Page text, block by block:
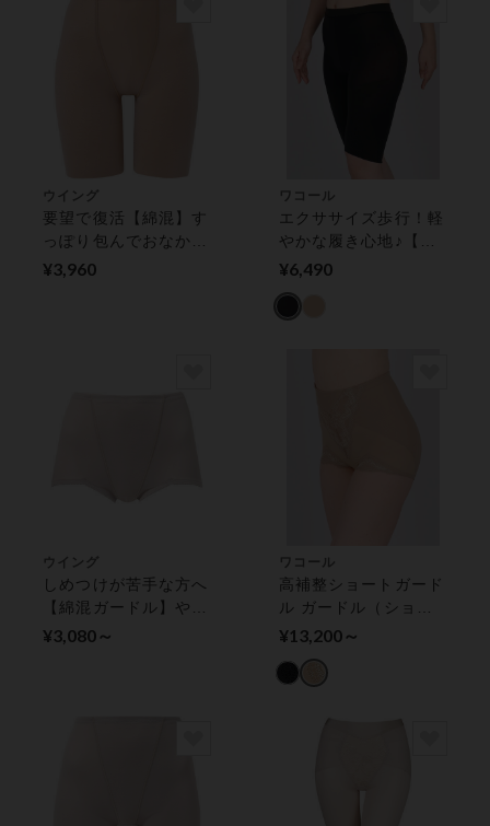
ウイング
要望で復活【綿混】す
っぽり包んでおなか押
さえ【綿混ソフトパン
¥3,960
ワコール
エクササイズ歩行！軽
やかな履き心地♪【ヒ
ップウォーカー】 ガ
¥6,490
ウイング
しめつけが苦手な方へ
【綿混ガードル】やさ
しい着用感 ガードル
¥3,080～
ワコール
高補整ショートガード
ル ガードル（ショー
ト丈）
¥13,200～